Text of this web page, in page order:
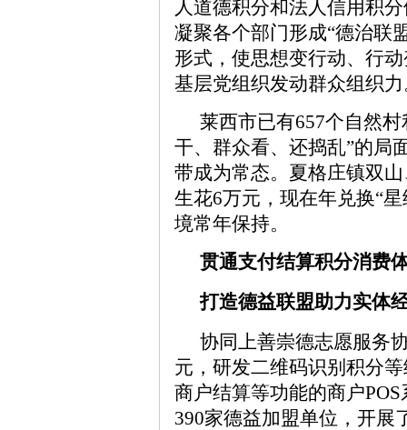
人道德积分和法人信用积
凝聚各个部门形成“德治联
形式，使思想变行动、行
基层党组织发动群众组织
莱西市已有657个自然
干、群众看、还捣乱”的局
带成为常态。夏格庄镇双
生花6万元，现在年兑换“
境常年保持。
贯通支付结算积分消费
打造德益联盟助力实体
协同上善崇德志愿服务
元，研发二维码识别积分
商户结算等功能的商户
390家德益加盟单位，开展